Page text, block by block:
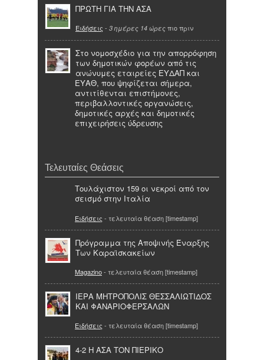
ΠΡΩΤΗ ΓΙΑ ΤΗΝ ΑΣΑ
Ειδήσεις - 3 ημέρες 14 ώρες πιο πριν
Στο νομοσχέδιο για την απορρόφηση
των δημοτικών φορέων από τις
ανώνυμες εταιρείες ΕΥΔΑΠ και
ΕΥΑΘ, που ψηφίζεται σήμερα,
αντιτίθενται επιστήμονες,
περιβαλλοντικές οργανώσεις,
δημοτικές αρχές και δημοτικές
επιχειρήσεις ύδρευσης
Τελευταίες Θεάσεις
Τουλάχιστον 159 οι νεκροί από τον
σεισμό στην Ιταλία
Ειδήσεις - τελευταία θέαση [timestamp]
Πρόγραμμα της Αποψινής Έναρξης
Των Καραϊσκακείων
Magazino- τελευταία θέαση [timestamp]
ΙΕΡΑ ΜΗΤΡΟΠΟΛΙΣ ΘΕΣΣΑΛΙΩΤΙΔΟΣ
ΚΑΙ ΦΑΝΑΡΙΟΦΕΡΣΑΛΩΝ
Ειδήσεις - τελευταία θέαση [timestamp]
4-2 Η ΑΣΑ ΤΟΝ ΠΙΕΡΙΚΟ